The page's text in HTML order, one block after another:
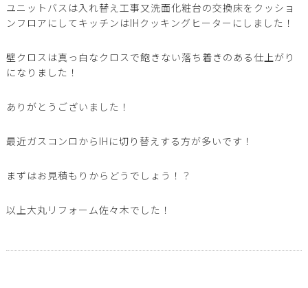
ユニットバスは入れ替え工事又洗面化粧台の交換床をクッショ
ンフロアにしてキッチンはIHクッキングヒーターにしました！
壁クロスは真っ白なクロスで飽きない落ち着きのある仕上がり
になりました！
ありがとうございました！
最近ガスコンロからIHに切り替えする方が多いです！
まずはお見積もりからどうでしょう！？
以上大丸リフォーム佐々木でした！